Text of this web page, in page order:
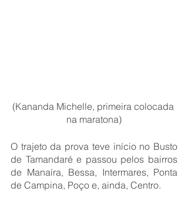
(Kananda Michelle, primeira colocada
na maratona)
O trajeto da prova teve início no Busto
de Tamandaré e passou pelos bairros
de Manaíra, Bessa, Intermares, Ponta
de Campina, Poço e, ainda, Centro.